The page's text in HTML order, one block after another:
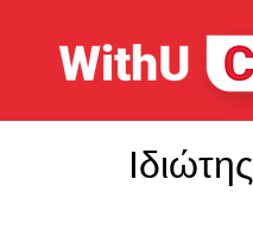
Ιδιώτης